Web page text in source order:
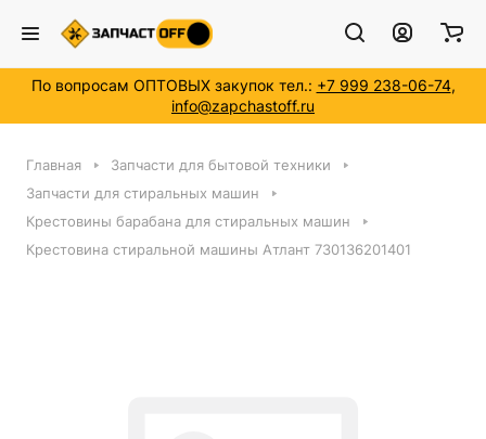
По вопросам ОПТОВЫХ закупок тел.: +7 999 238-06-74,
info@zapchastoff.ru
Главная
Запчасти для бытовой техники
Запчасти для стиральных машин
Крестовины барабана для стиральных машин
Крестовина стиральной машины Атлант 730136201401